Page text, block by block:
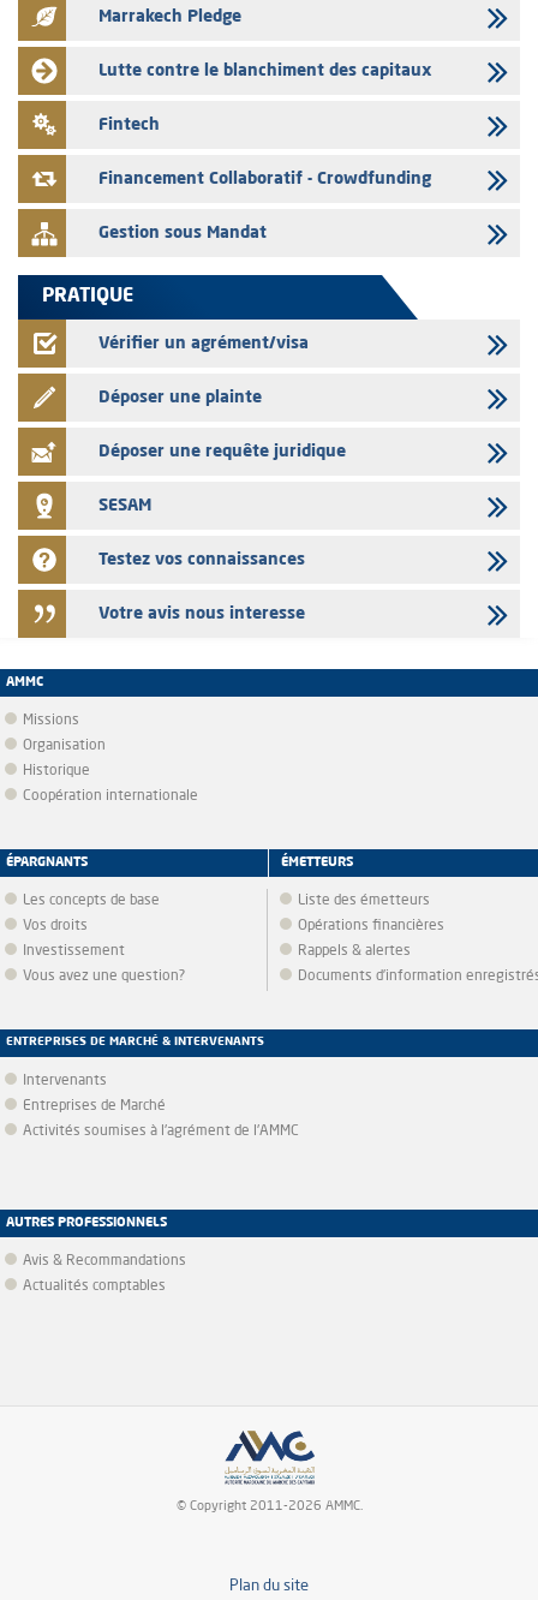
03/08/2026
Liste des agréments et visas d'OPCVM accordés par l'AMMC pour le
mois de juillet 2026
03/08/2026
L' AMMC publie les indicateurs mensuels du marché des capitaux pour
le mois de Juin 2026
Marrakech Pledge
Lutte contre le blanchiment des capitaux
Fintech
Financement Collaboratif - Crowdfunding
Gestion sous Mandat
PRATIQUE
Vérifier un agrément/visa
Déposer une plainte
Déposer une requête juridique
SESAM
Testez vos connaissances
Votre avis nous interesse
AMMC
Missions
Organisation
Historique
Coopération internationale
ÉPARGNANTS
Les concepts de base
Vos droits
Investissement
Vous avez une question?
ÉMETTEURS
Liste des émetteurs
Opérations financières
Rappels & alertes
Documents d’information
ENTREPRISES DE MARCHÉ & INTERVENANTS
Intervenants
Entreprises de Marché
Activités soumises à l'agrément de l'AMMC
AUTRES PROFESSIONNELS
Avis & Recommandations
Actualités comptables
© Copyright 2011-2026 AMMC.
Plan du site